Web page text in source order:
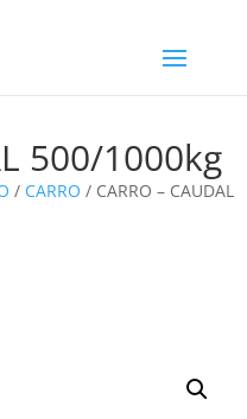
500/1000kg
/ CARRO / CARRO – CAUDAL